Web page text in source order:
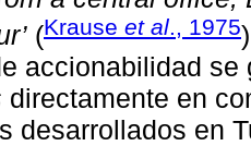
(Krause et al ., 1975
accionabilidad
directamente en
desarrollados en